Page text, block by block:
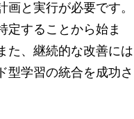
と実行が必要です。
定することから始ま
た、継続的な改善には
型学習の統合を成功さ